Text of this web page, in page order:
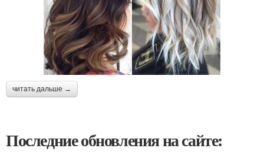
читать дальше →
Последние обновления на сайте: